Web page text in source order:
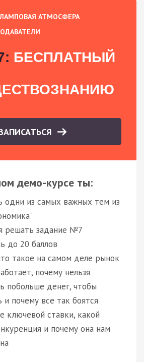
ЛАМПОВАЯ АТМОСФЕРА
БЕСПЛАТНЫЙ
демо-курсе ты:
одни из самых важных тем из
решать задание №7
до 20 баллов
такое на самом деле рынок
почему нельзя
побольше денег, чтобы
и почему все так боятся
ключевой ставки, какой
и почему она нам